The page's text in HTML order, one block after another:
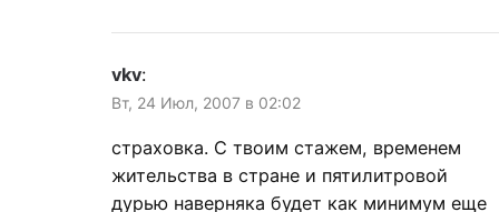
vkv:
Вт, 24 Июл, 2007 в 02:02
страховка. С твоим стажем, временем
жительства в стране и пятилитровой
дурью наверняка будет как минимум еще